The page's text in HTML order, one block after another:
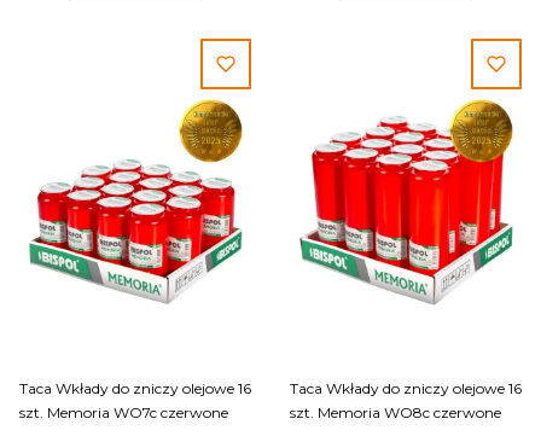
Taca Wkłady do zniczy olejowe 16
szt. Memoria WO7c czerwone
Taca Wkłady do zniczy olejowe 16
szt. Memoria WO8c czerwone